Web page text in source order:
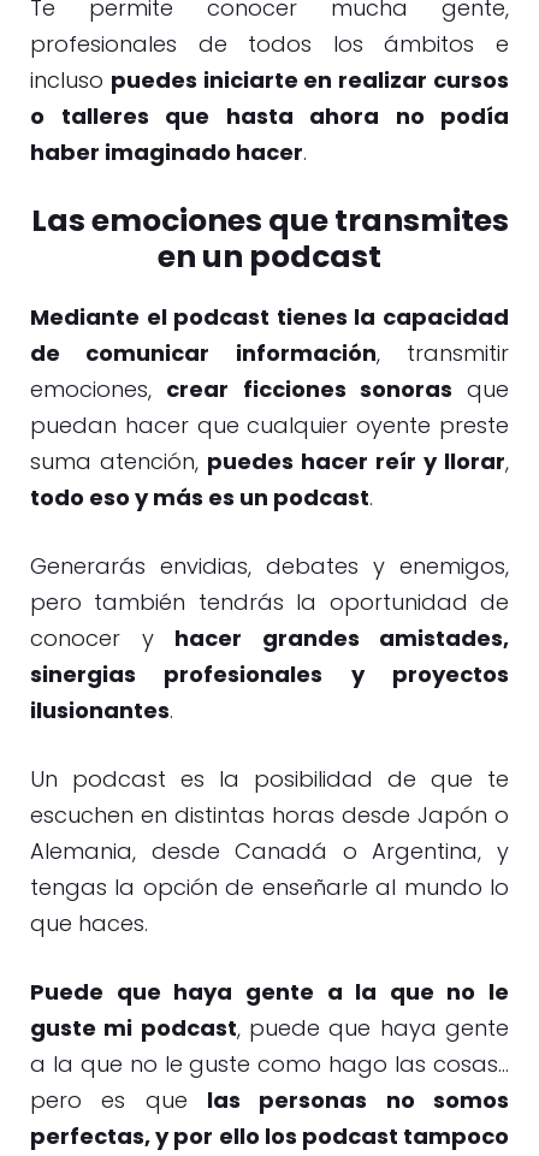
Te permite conocer mucha gente,
profesionales de todos los ámbitos e
incluso puedes iniciarte en realizar cursos
o talleres que hasta ahora no podía
haber imaginado hacer.
Las emociones que transmites
en un podcast
Mediante el podcast tienes la capacidad
de comunicar información, transmitir
emociones, crear ficciones sonoras que
puedan hacer que cualquier oyente preste
suma atención, puedes hacer reír y llorar,
todo eso y más es un podcast.
Generarás envidias, debates y enemigos,
pero también tendrás la oportunidad de
conocer y hacer grandes amistades,
sinergias profesionales y proyectos
ilusionantes.
Un podcast es la posibilidad de que te
escuchen en distintas horas desde Japón o
Alemania, desde Canadá o Argentina, y
tengas la opción de enseñarle al mundo lo
que haces.
Puede que haya gente a la que no le
guste mi podcast, puede que haya gente
a la que no le guste como hago las cosas…
pero es que las personas no somos
perfectas, y por ello los podcast tampoco